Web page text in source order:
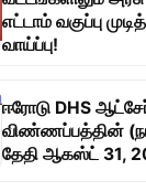
எட்டாம் வகுப்பு
வாய்ப்பு!
ஈரோடு DHS
விண்ணப்பத்தின்
தேதி ஆகஸ்ட் 31,